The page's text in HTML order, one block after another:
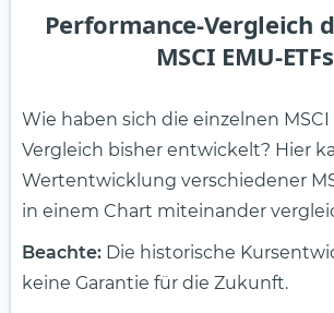
Performance-Vergleich
MSCI EMU-ETFs
Wie haben sich die einzelnen MSCI
Vergleich bisher entwickelt? Hier
Wertentwicklung verschiedener
in einem Chart miteinander
Beachte: Die historische
keine Garantie für die Zukunft.